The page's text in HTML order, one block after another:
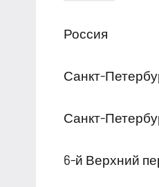
2025
Россия
Санкт-
Санкт-
6-й Верхний